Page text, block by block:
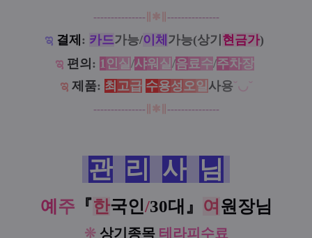
---------------∥ ✱ ---------------
ಇ 결제 : 카드가능/이체 가능(상기 현금가)
ಇ 편의 : 1인실 /샤워 실 /음료수/주차장
ಇ 제품: 최 고급 수용성오일 사용˘◡˘
---------------∥ ✱ ---------------
관 리 사 님
예 주 『한국인/30대 』 여 원장님
❊ 상기종목 테라피수료